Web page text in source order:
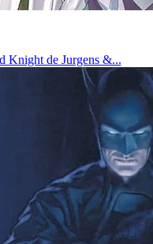
Knight de Jurgens &...